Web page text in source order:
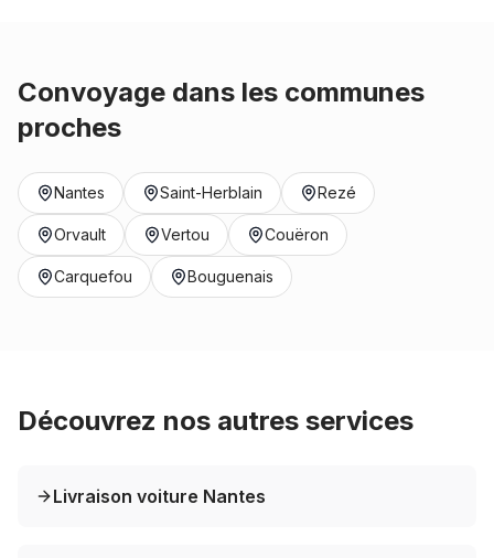
Convoyage dans les communes
proches
Nantes Saint-Herblain Rezé
Orvault Vertou Couëron
Carquefou Bouguenais
Découvrez nos autres services
Livraison voiture Nantes